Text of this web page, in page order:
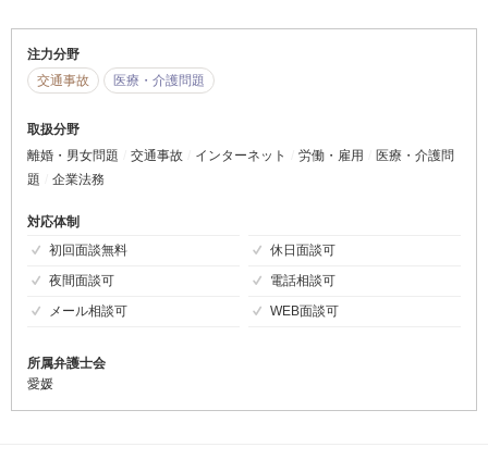
注力分野
交通事故
医療・介護問題
取扱分野
離婚・男女問題
交通事故 インターネット 労働・雇用
医療・介護問
題
企業法務
対応体制
初回面談無料
休日面談可
夜間面談可
電話相談可
メール相談可
WEB面談可
所属弁護士会
愛媛